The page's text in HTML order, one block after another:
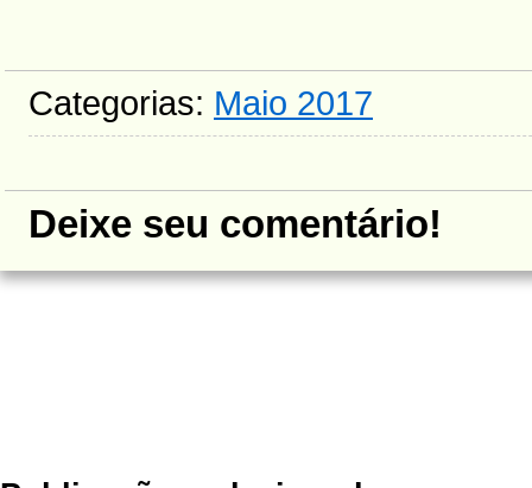
Categorias: Maio 2017
Deixe seu comentário!